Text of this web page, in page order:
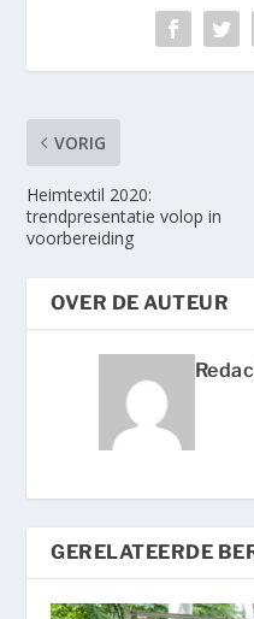
VORIG
Heimtextil 2020:
trendpresentatie volop in
voorbereiding
OVER DE AUTEUR
GERELATEERDE